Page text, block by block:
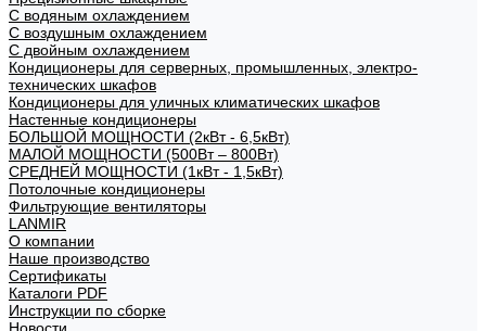
С водяным охлаждением
С воздушным охлаждением
С двойным охлаждением
Кондиционеры для серверных, промышленных, электро-
технических шкафов
Кондиционеры для уличных климатических шкафов
Настенные кондиционеры
БОЛЬШОЙ МОЩНОСТИ (2кВт - 6,5кВт)
МАЛОЙ МОЩНОСТИ (500Вт – 800Вт)
СРЕДНЕЙ МОЩНОСТИ (1кВт - 1,5кВт)
Потолочные кондиционеры
Фильтрующие вентиляторы
LANMIR
О компании
Наше производство
Сертификаты
Каталоги PDF
Инструкции по сборке